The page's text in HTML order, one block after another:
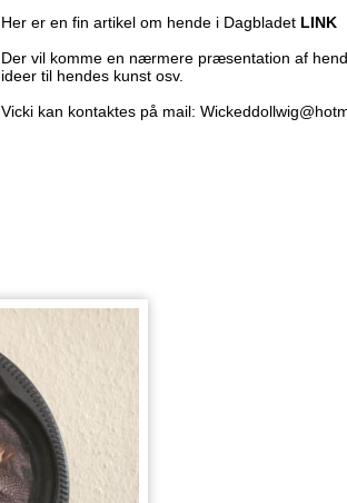
Her er en fin artikel om hende i Dagbladet LINK
Der vil komme en nærmere præsentation af
ideer til hendes kunst osv.
Vicki kan kontaktes på mail: